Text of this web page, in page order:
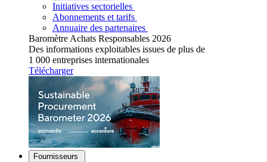
Initiatives sectorielles
Abonnements et tarifs
Annuaire des partenaires
Baromètre Achats Responsables 2026
Des informations exploitables issues de plus de
1 000 entreprises internationales
Télécharger
Fournisseurs